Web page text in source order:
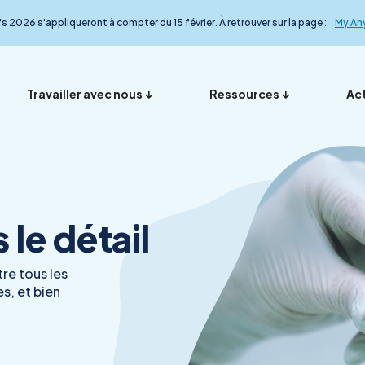
2026 s'appliqueront à compter du 15 février. À retrouver sur la page : My
L’équipe
Nos
Travailler avec nous
France
My Anydiag
Ressources
Nos
le détail
le détail
tous les
et bien